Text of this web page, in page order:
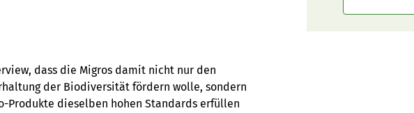
dass die Migros damit nicht nur den
der Biodiversität fördern wolle, sondern
Produkte dieselben hohen Standards erfüllen